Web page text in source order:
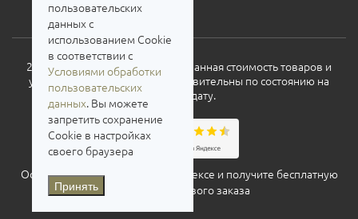
2026. Все права защищены. Указанная стоимость товаров и
условия их приобретения действительны по состоянию на
текущую дату.
Оставьте свой отзыв о нас на Яндексе и получите бесплатную
доставку для нового заказа
пользовательских
данных с
использованием Cookie
в соответствии с
Условиями обработки
пользовательских
данных. Вы можете
запретить сохранение
Cookie в настройках
своего браузера
Принять